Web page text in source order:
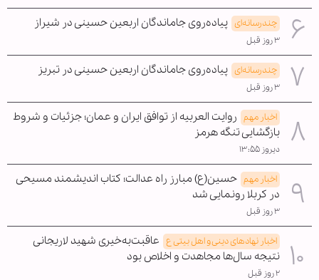
چندرسانه‌ای پیاده‌روی جاماندگان اربعین حسینی در شیراز
۳ روز قبل
چندرسانه‌ای پیاده‌روی جاماندگان اربعین حسینی در تبریز
۳ روز قبل
اخبار مهم روایت العربیه از توافق ایران و عمان؛ جزئیات و شروط
بازگشایی تنگه هرمز
دیروز ۱۳:۵۵
اخبار مهم حسین(ع) مبارز راه عدالت؛ کتاب اندیشمند مسیحی
در کربلا رونمایی شد
۳ روز قبل
اخبار نهادهای دینی و اهل بیتی ع عاقبت‌به‌خیری شهید لاریجانی
نتیجه سال‌ها مجاهدت و اخلاص بود
۲ روز قبل